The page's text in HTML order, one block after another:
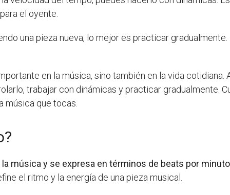
el oyente.
una pieza nueva, lo mejor es practicar
en la música, sino también en la vida
trabajar con dinámicas y practicar gradualmente.
música que tocas.
música y se expresa en términos de beats por
el ritmo y la energía de una pieza musical.